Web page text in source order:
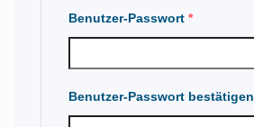
Benutzer-Passwort *
Benutzer-Passwort bestätigen